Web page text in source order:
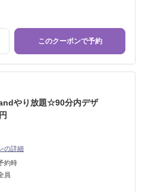
このクーポンで予約
やり放題☆90分内デザ
の詳細
約時
員